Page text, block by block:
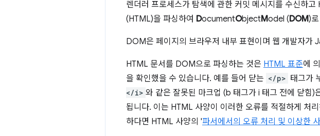
렌더러 프로세스가 탐색에 관한 커밋 메시지를 수신하
(HTML)을 파싱하여 DocumentObjectModel (DOM)
DOM은 페이지의 브라우저 내부 표현이며 웹 개발자가
HTML 문서를 DOM으로 파싱하는 것은 HTML 표준에
을 확인했을 수 있습니다. 예를 들어 닫는 </p> 태그가
</i> 와 같은 잘못된 마크업 (b 태그가 i 태그 전에 닫힘)
됩니다. 이는 HTML 사양이 이러한 오류를 적절하게 처
하다면 HTML 사양의 '파서에서의 오류 처리 및 이상한